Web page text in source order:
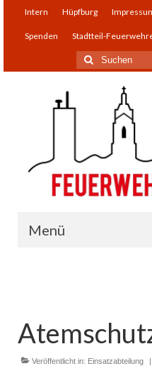
Intern Hüpfburg
Spenden Stadtteil-
Suchen
nach:
Menü
Dienstplan
Einsätze
Veröffentlicht in: Einsatzabteilung |